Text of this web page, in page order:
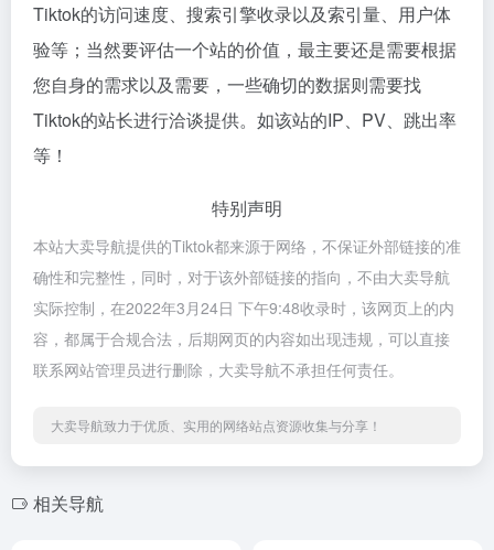
Tiktok的访问速度、搜索引擎收录以及索引量、用户体
验等；当然要评估一个站的价值，最主要还是需要根据
您自身的需求以及需要，一些确切的数据则需要找
Tiktok的站长进行洽谈提供。如该站的IP、PV、跳出率
等！
特别声明
本站大卖导航提供的Tiktok都来源于网络，不保证外部链接的准
确性和完整性，同时，对于该外部链接的指向，不由大卖导航
实际控制，在2022年3月24日 下午9:48收录时，该网页上的内
容，都属于合规合法，后期网页的内容如出现违规，可以直接
联系网站管理员进行删除，大卖导航不承担任何责任。
大卖导航致力于优质、实用的网络站点资源收集与分享！
相关导航